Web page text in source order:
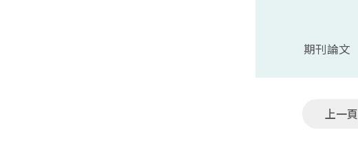
期刊論文
上一頁